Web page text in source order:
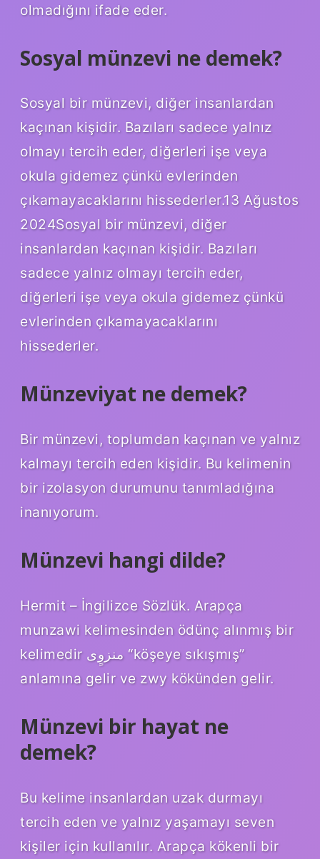
olmadığını ifade eder.
Sosyal münzevi ne demek?
Sosyal bir münzevi, diğer insanlardan
kaçınan kişidir. Bazıları sadece yalnız
olmayı tercih eder, diğerleri işe veya
okula gidemez çünkü evlerinden
çıkamayacaklarını hissederler.13 Ağustos
2024Sosyal bir münzevi, diğer
insanlardan kaçınan kişidir. Bazıları
sadece yalnız olmayı tercih eder,
diğerleri işe veya okula gidemez çünkü
evlerinden çıkamayacaklarını
hissederler.
Münzeviyat ne demek?
Bir münzevi, toplumdan kaçınan ve yalnız
kalmayı tercih eden kişidir. Bu kelimenin
bir izolasyon durumunu tanımladığına
inanıyorum.
Münzevi hangi dilde?
Hermit – İngilizce Sözlük. Arapça
munzawi kelimesinden ödünç alınmış bir
kelimedir منزوٍى “köşeye sıkışmış”
anlamına gelir ve zwy kökünden gelir.
Münzevi bir hayat ne
demek?
Bu kelime insanlardan uzak durmayı
tercih eden ve yalnız yaşamayı seven
kişiler için kullanılır. Arapça kökenli bir